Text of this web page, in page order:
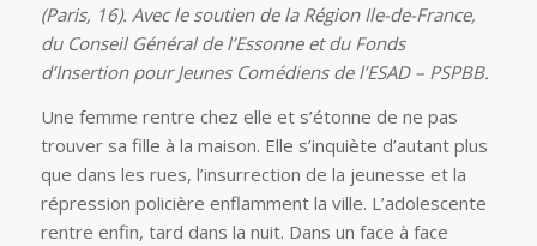
(Paris, 16). Avec le soutien de la Région Ile-de-France,
du Conseil Général de l’Essonne et du Fonds
d’Insertion pour Jeunes Comédiens de l’ESAD – PSPBB.
Une femme rentre chez elle et s’étonne de ne pas
trouver sa fille à la maison. Elle s’inquiète d’autant plus
que dans les rues, l’insurrection de la jeunesse et la
répression policière enflamment la ville. L’adolescente
rentre enfin, tard dans la nuit. Dans un face à face